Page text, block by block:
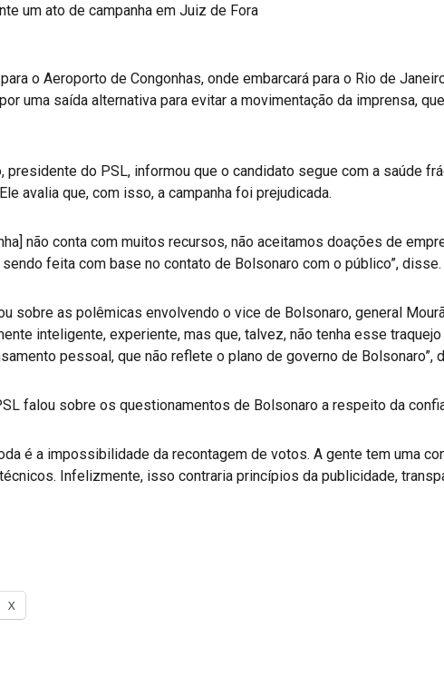
um ato de campanha em Juiz de Fora
o Aeroporto de Congonhas, onde embarcará para o Rio de
uma saída alternativa para evitar a movimentação da imprensa,
presidente do PSL, informou que o candidato segue com a saúde
avalia que, com isso, a campanha foi prejudicada.
não conta com muitos recursos, não aceitamos doações de
sendo feita com base no contato de Bolsonaro com o público”, disse.
sobre as polêmicas envolvendo o vice de Bolsonaro, general
inteligente, experiente, mas que, talvez, não tenha esse
pessoal, que não reflete o plano de governo de Bolsonaro”,
falou sobre os questionamentos de Bolsonaro a respeito da
é a impossibilidade da recontagem de votos. A gente tem uma
Infelizmente, isso contraria princípios da publicidade,
X